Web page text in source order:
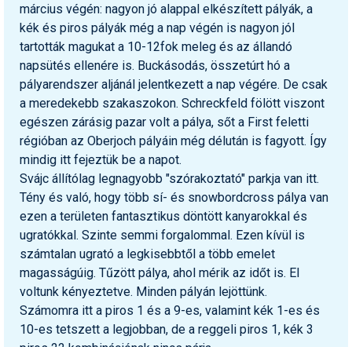
március végén: nagyon jó alappal elkészített pályák, a
kék és piros pályák még a nap végén is nagyon jól
tartották magukat a 10-12fok meleg és az állandó
napsütés ellenére is. Buckásodás, összetúrt hó a
pályarendszer aljánál jelentkezett a nap végére. De csak
a meredekebb szakaszokon. Schreckfeld fölött viszont
egészen zárásig pazar volt a pálya, sőt a First feletti
régióban az Oberjoch pályáin még délután is fagyott. Így
mindig itt fejeztük be a napot.
Svájc állítólag legnagyobb "szórakoztató" parkja van itt.
Tény és való, hogy több sí- és snowbordcross pálya van
ezen a területen fantasztikus döntött kanyarokkal és
ugratókkal. Szinte semmi forgalommal. Ezen kívül is
számtalan ugrató a legkisebbtől a több emelet
magasságúig. Tűzött pálya, ahol mérik az időt is. El
voltunk kényeztetve. Minden pályán lejöttünk.
Számomra itt a piros 1 és a 9-es, valamint kék 1-es és
10-es tetszett a legjobban, de a reggeli piros 1, kék 3